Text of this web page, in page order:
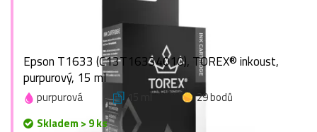
Epson T1633 (C13T16334010), TOREX® inkoust,
purpurový, 15 ml
purpurová 15 ml
29 bodů
Skladem > 9 ks